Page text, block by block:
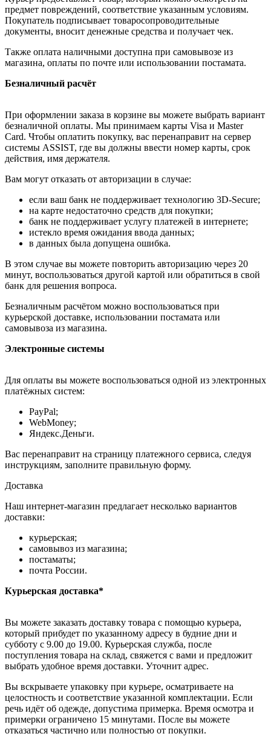
предмет повреждений, соответствие указанным условиям.
Покупатель подписывает товаросопроводительные
документы, вносит денежные средства и получает чек.
Также оплата наличными доступна при самовывозе из
магазина, оплаты по почте или использовании постамата.
Безналичный расчёт
При оформлении заказа в корзине вы можете выбрать вариант
безналичной оплаты. Мы принимаем карты Visa и Master
Card. Чтобы оплатить покупку, вас перенаправит на сервер
системы ASSIST, где вы должны ввести номер карты, срок
действия, имя держателя.
Вам могут отказать от авторизации в случае:
если ваш банк не поддерживает технологию 3D-Secure;
на карте недостаточно средств для покупки;
банк не поддерживает услугу платежей в интернете;
истекло время ожидания ввода данных;
в данных была допущена ошибка.
В этом случае вы можете повторить авторизацию через 20
минут, воспользоваться другой картой или обратиться в свой
банк для решения вопроса.
Безналичным расчётом можно воспользоваться при
курьерской доставке, использовании постамата или
самовывоза из магазина.
Электронные системы
Для оплаты вы можете воспользоваться одной из электронных
платёжных систем:
PayPal;
WebMoney;
Яндекс.Деньги.
Вас перенаправит на страницу платежного сервиса, следуя
инструкциям, заполните правильную форму.
Доставка
Наш интернет-магазин предлагает несколько вариантов
доставки:
курьерская;
самовывоз из магазина;
постаматы;
почта России.
Курьерская доставка*
Вы можете заказать доставку товара с помощью курьера,
который прибудет по указанному адресу в будние дни и
субботу с 9.00 до 19.00. Курьерская служба, после
поступления товара на склад, свяжется с вами и предложит
выбрать удобное время доставки. Уточнит адрес.
Вы вскрываете упаковку при курьере, осматриваете на
целостность и соответствие указанной комплектации. Если
речь идёт об одежде, допустима примерка. Время осмотра и
примерки ограничено 15 минутами. После вы можете
отказаться частично или полностью от покупки.